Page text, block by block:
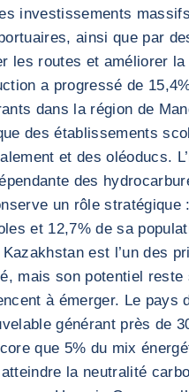
investissements
ainsi que par
les routes et améliorer
a progressé de
dans la région de
des établissements
et des oléoducs.
des
un rôle stratégique
et 12,7% de sa
est l’un des
mais son potentiel
à émerger. Le pays
générant près de
que 5% du mix
la neutralité